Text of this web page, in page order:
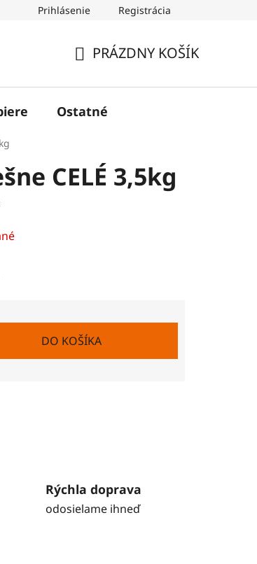
Prihlásenie Registrácia
KOŠÍK
PRÁZDNY KOŠÍK
Ostatné
CELÉ 3,5kg
DO KOŠÍKA
Rýchla doprava
odosielame ihneď